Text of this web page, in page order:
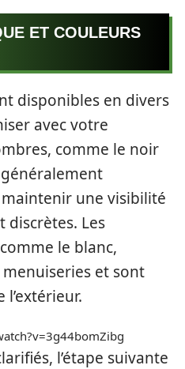
ET COULEURS
disponibles en divers
avec votre
comme le noir
une visibilité
discrètes. Les
le blanc,
menuiseries et sont
l’étape suivante